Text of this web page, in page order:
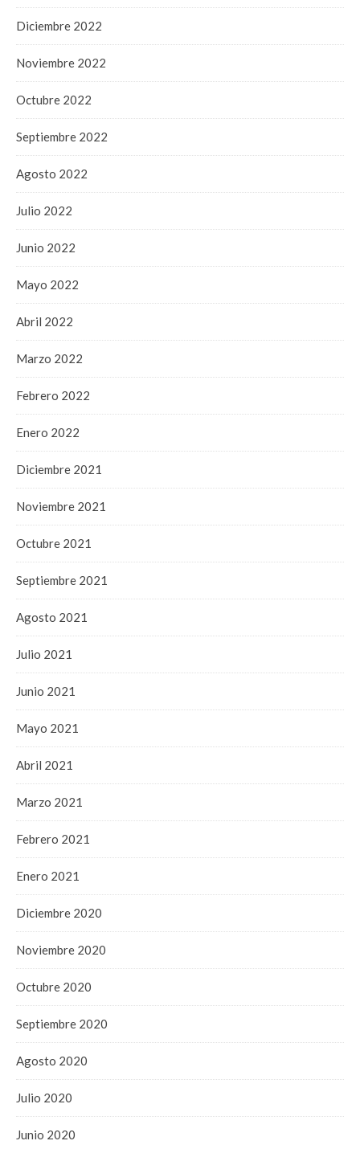
Diciembre 2022
Noviembre 2022
Octubre 2022
Septiembre 2022
Agosto 2022
Julio 2022
Junio 2022
Mayo 2022
Abril 2022
Marzo 2022
Febrero 2022
Enero 2022
Diciembre 2021
Noviembre 2021
Octubre 2021
Septiembre 2021
Agosto 2021
Julio 2021
Junio 2021
Mayo 2021
Abril 2021
Marzo 2021
Febrero 2021
Enero 2021
Diciembre 2020
Noviembre 2020
Octubre 2020
Septiembre 2020
Agosto 2020
Julio 2020
Junio 2020